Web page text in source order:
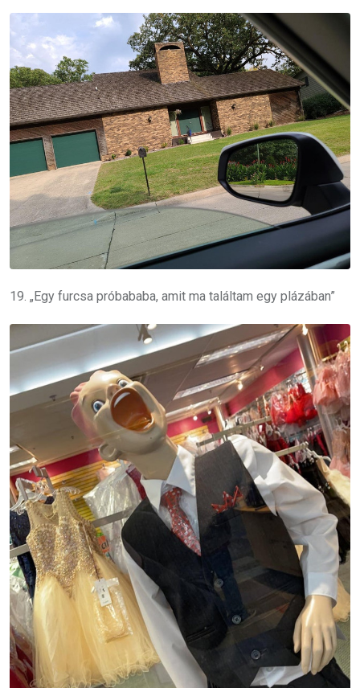
19. „Egy furcsa próbababa, amit ma találtam egy plázában”